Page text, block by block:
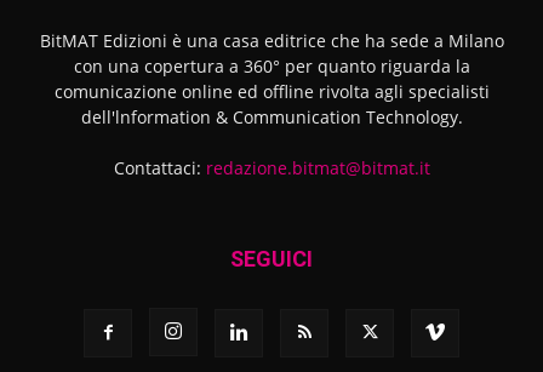
BitMAT Edizioni è una casa editrice che ha sede a Milano
con una copertura a 360° per quanto riguarda la
comunicazione online ed offline rivolta agli specialisti
dell'lnformation & Communication Technology.
Contattaci: redazione.bitmat@bitmat.it
SEGUICI